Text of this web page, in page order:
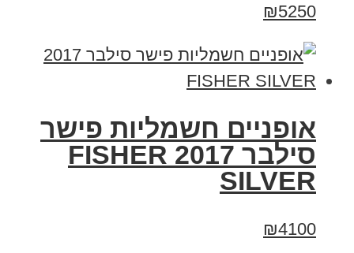
₪5250
אופניים חשמליות פישר
סילבר 2017 FISHER
SILVER
₪4100